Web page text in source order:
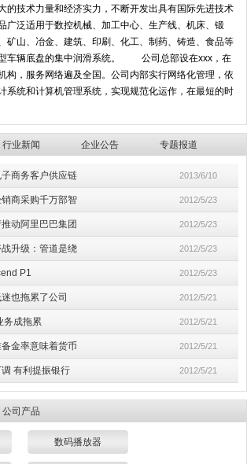
的技术力量和经济实力，不断开发出具有国际先进技术
广泛适用于数控机械、加工中心、生产线、机床、锻
矿山、冶金、建筑、印刷、化工、制药、铸造、食品等
车辆底盘的集中润滑系统。 公司总部设在xxx，在
构，服务网络遍及全国。公司内部实行网络化管理，依
系统和计算机管理系统，实现规范化运作，在最短的时
行业新闻 企业公告 专题报道
商务客户供应链 2013/6/10
商采购千万部智 2012/5/23
动阿里巴巴集团 2012/5/23
升级：管道是绕 2012/5/23
P1 2012/5/23
也拖累了公司 2012/5/21
务成拖累 2012/5/21
金率意味着货币 2012/5/21
有利提振银行 2012/5/21
公司产品
数码播放器